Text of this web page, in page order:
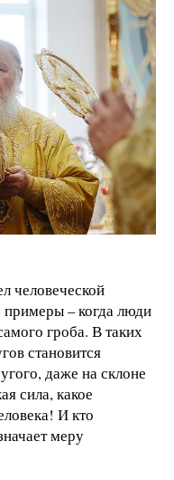
человеческой
– когда люди
гроба. В таких
становится
даже на склоне
сила, какое
И кто
меру